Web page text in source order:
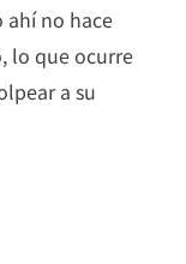
ahí no hace
lo que ocurre
a su